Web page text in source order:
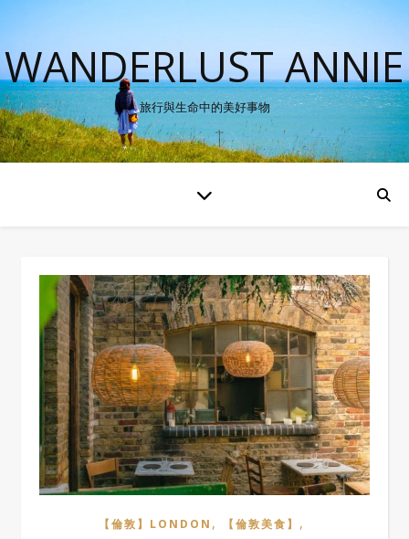
WANDERLUST ANNIE
旅行與生命中的美好事物
【倫敦】LONDON , 【倫敦美食】 ,